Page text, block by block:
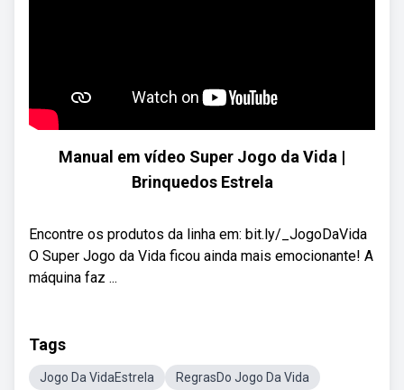
Manual em vídeo Super Jogo da Vida |
Brinquedos Estrela
Encontre os produtos da linha em: bit.ly/_JogoDaVida
O Super Jogo da Vida ficou ainda mais emocionante! A
máquina faz ...
Tags
Jogo Da VidaEstrela RegrasDo Jogo Da Vida